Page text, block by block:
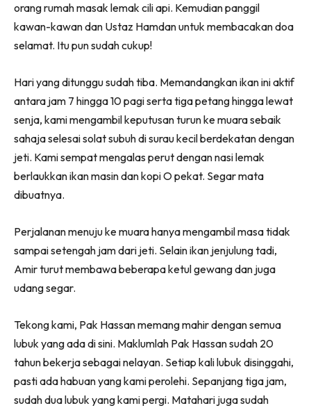
orang rumah masak lemak cili api. Kemudian panggil
kawan-kawan dan Ustaz Hamdan untuk membacakan doa
selamat. Itu pun sudah cukup!
Hari yang ditunggu sudah tiba. Memandangkan ikan ini aktif
antara jam 7 hingga 10 pagi serta tiga petang hingga lewat
senja, kami mengambil keputusan turun ke muara sebaik
sahaja selesai solat subuh di surau kecil berdekatan dengan
jeti. Kami sempat mengalas perut dengan nasi lemak
berlaukkan ikan masin dan kopi O pekat. Segar mata
dibuatnya.
Perjalanan menuju ke muara hanya mengambil masa tidak
sampai setengah jam dari jeti. Selain ikan jenjulung tadi,
Amir turut membawa beberapa ketul gewang dan juga
udang segar.
Tekong kami, Pak Hassan memang mahir dengan semua
lubuk yang ada di sini. Maklumlah Pak Hassan sudah 20
tahun bekerja sebagai nelayan. Setiap kali lubuk disinggahi,
pasti ada habuan yang kami perolehi. Sepanjang tiga jam,
sudah dua lubuk yang kami pergi. Matahari juga sudah